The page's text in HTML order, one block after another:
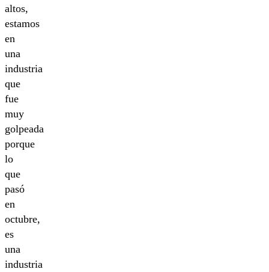
altos,
estamos
en
una
industria
que
fue
muy
golpeada
porque
lo
que
pasó
en
octubre,
es
una
industria